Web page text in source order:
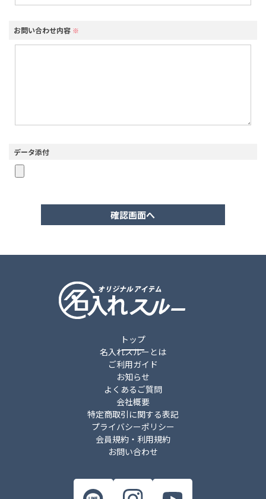
お問い合わせ内容 ※
データ添付
トップ
名入れスルーとは
ご利用ガイド
お知らせ
よくあるご質問
会社概要
特定商取引に関する表記
プライバシーポリシー
会員規約・利用規約
お問い合わせ